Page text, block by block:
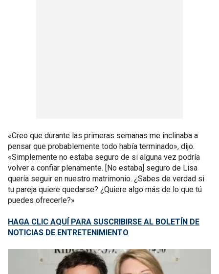
«Creo que durante las primeras semanas me inclinaba a
pensar que probablemente todo había terminado», dijo.
«Simplemente no estaba seguro de si alguna vez podría
volver a confiar plenamente. [No estaba] seguro de Lisa
quería seguir en nuestro matrimonio. ¿Sabes de verdad si
tu pareja quiere quedarse? ¿Quiere algo más de lo que tú
puedes ofrecerle?»
HAGA CLIC AQUÍ PARA SUSCRIBIRSE AL BOLETÍN DE
NOTICIAS DE ENTRETENIMIENTO